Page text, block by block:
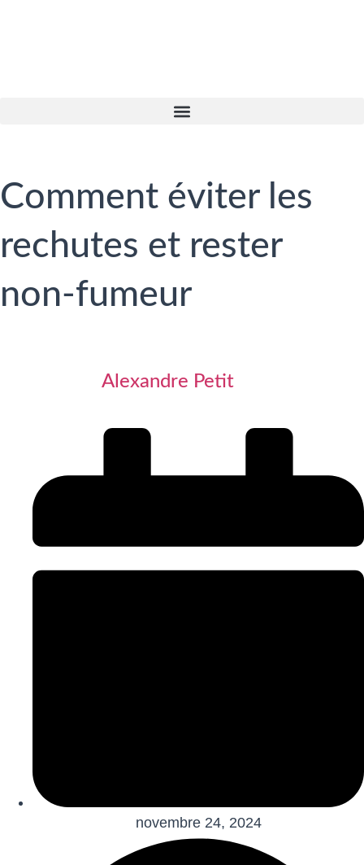
Comment éviter les
rechutes et rester
non-fumeur
Alexandre Petit
novembre 24, 2024